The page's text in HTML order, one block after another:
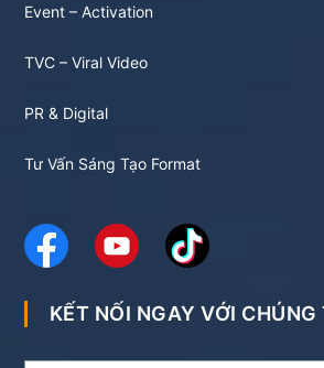
Event – Activation
TVC – Viral Video
PR & Digital
Tư Vấn Sáng Tạo Format
KẾT NỐI NGAY VỚI CHÚNG